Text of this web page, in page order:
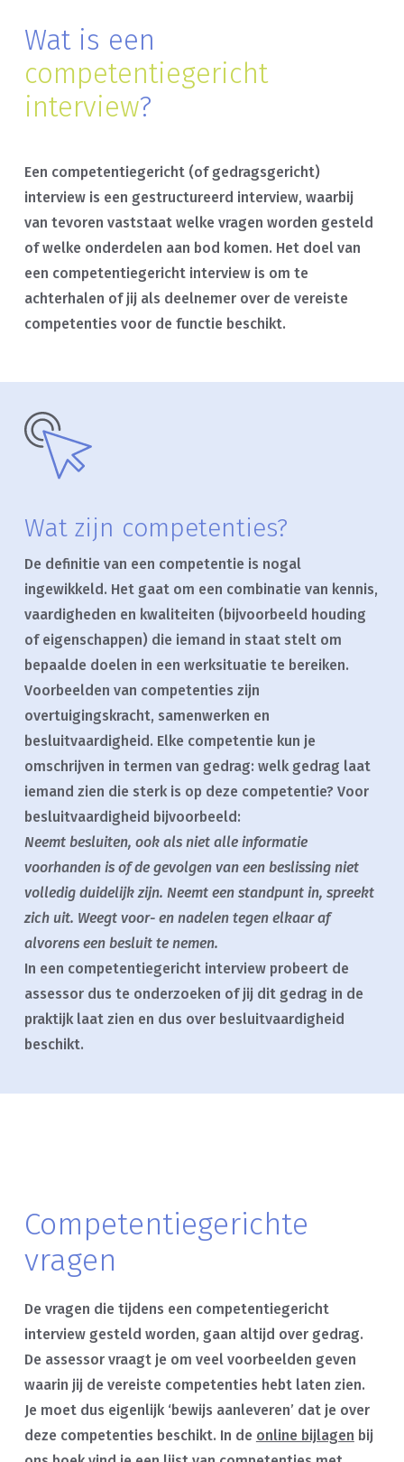
Wat is een
competentiegericht
interview?
Een competentiegericht (of gedragsgericht)
interview is een gestructureerd interview, waarbij
van tevoren vaststaat welke vragen worden gesteld
of welke onderdelen aan bod komen. Het doel van
een competentiegericht interview is om te
achterhalen of jij als deelnemer over de vereiste
competenties voor de functie beschikt.
Wat zijn competenties?
De definitie van een competentie is nogal
ingewikkeld. Het gaat om een combinatie van kennis,
vaardigheden en kwaliteiten (bijvoorbeeld houding
of eigenschappen) die iemand in staat stelt om
bepaalde doelen in een werksituatie te bereiken.
Voorbeelden van competenties zijn
overtuigingskracht, samenwerken en
besluitvaardigheid. Elke competentie kun je
omschrijven in termen van gedrag: welk gedrag laat
iemand zien die sterk is op deze competentie? Voor
besluitvaardigheid bijvoorbeeld:
Neemt besluiten, ook als niet alle informatie
voorhanden is of de gevolgen van een beslissing niet
volledig duidelijk zijn. Neemt een standpunt in, spreekt
zich uit. Weegt voor- en nadelen tegen elkaar af
alvorens een besluit te nemen.
In een competentiegericht interview probeert de
assessor dus te onderzoeken of jij dit gedrag in de
praktijk laat zien en dus over besluitvaardigheid
beschikt.
Competentiegerichte
vragen
De vragen die tijdens een competentiegericht
interview gesteld worden, gaan altijd over gedrag.
De assessor vraagt je om veel voorbeelden geven
waarin jij de vereiste competenties hebt laten zien.
Je moet dus eigenlijk ‘bewijs aanleveren’ dat je over
deze competenties beschikt. In de online bijlagen bij